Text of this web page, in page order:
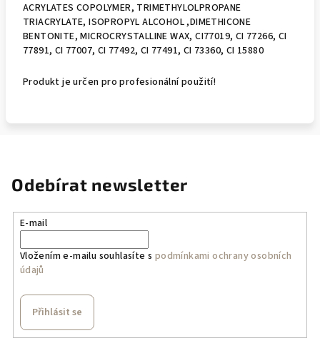
ACRYLATES COPOLYMER, TRIMETHYLOLPROPANE
TRIACRYLATE, ISOPROPYL ALCOHOL ,DIMETHICONE
BENTONITE, MICROCRYSTALLINE WAX, CI77019, CI 77266, CI
77891, CI 77007, CI 77492, CI 77491, CI 73360, CI 15880
Produkt je určen pro profesionální použití!
Odebírat newsletter
E-mail
Vložením e-mailu souhlasíte s podmínkami ochrany osobních
údajů
Přihlásit se